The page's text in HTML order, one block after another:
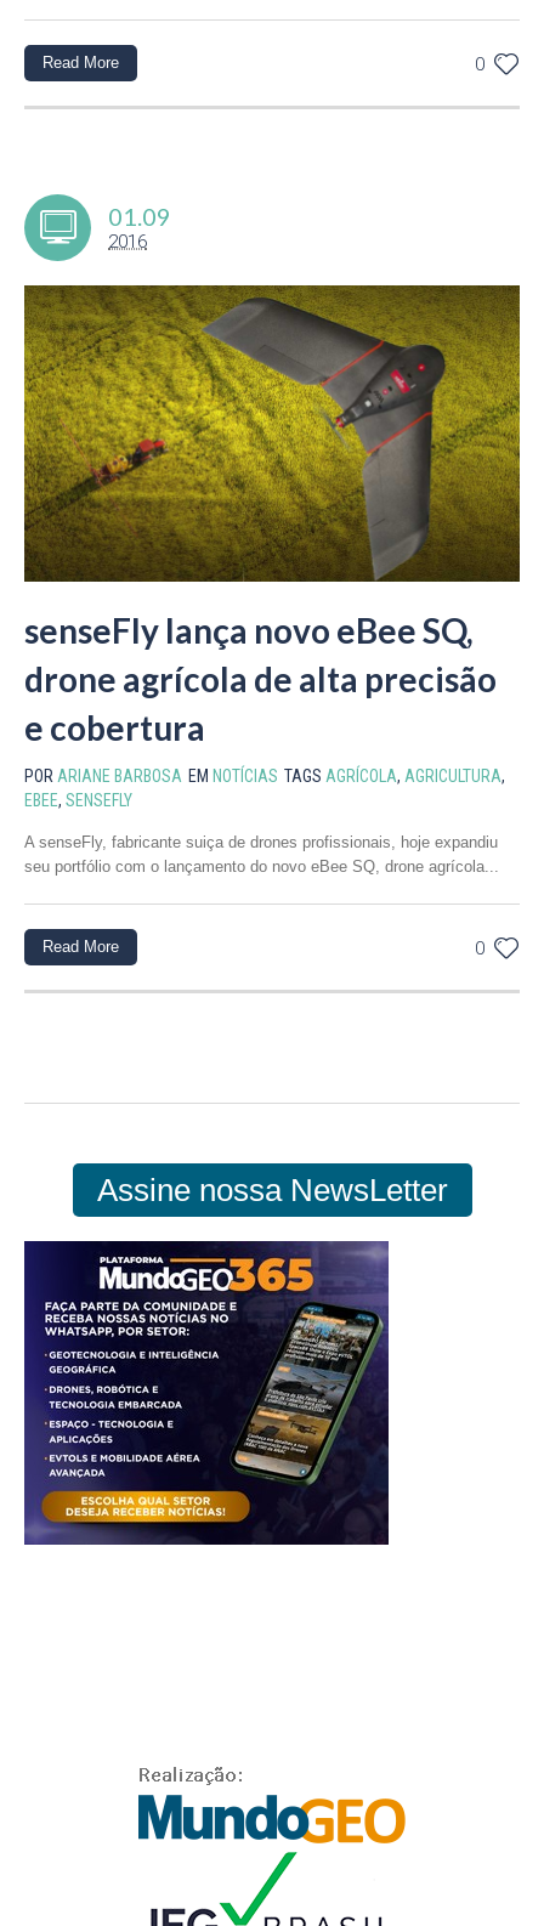
0
Read More
01.09
2016
senseFly lança novo eBee SQ,
drone agrícola de alta precisão
e cobertura
POR ARIANE BARBOSA EM NOTÍCIAS TAGS AGRÍCOLA, AGRICULTURA,
EBEE, SENSEFLY
A senseFly, fabricante suiça de drones profissionais, hoje expandiu
seu portfólio com o lançamento do novo eBee SQ, drone agrícola...
0
Read More
Assine nossa NewsLetter